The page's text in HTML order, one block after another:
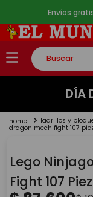
Envíos
Buscar
TÉRMINOS MÁS
2.
lego
4.
monopatin
5 . toy story
DÍA
ladrillos y
dragon mech fight 107
Lego
Fight 107